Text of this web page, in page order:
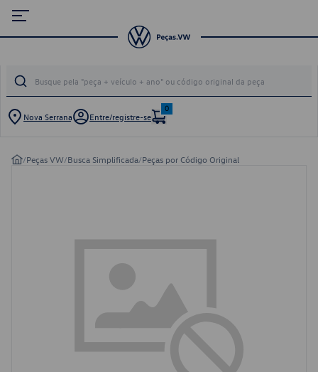
Nova Serrana Entre/registre-se
0
/Peças VW/Busca Simplificada/Peças por Código Original